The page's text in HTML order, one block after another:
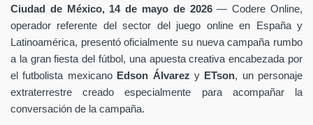
Ciudad de México, 14 de mayo de 2026— Codere Online,
operador referente del sector del juego online en España y
Latinoamérica, presentó oficialmente su nueva campaña rumbo
a la gran fiesta del fútbol, una apuesta creativa encabezada por
el futbolista mexicano Edson Álvarez yETson, un personaje
extraterrestre creado especialmente para acompañar la
conversación de la campaña.